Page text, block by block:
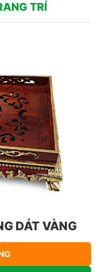
TRÍ
DÁT VÀNG